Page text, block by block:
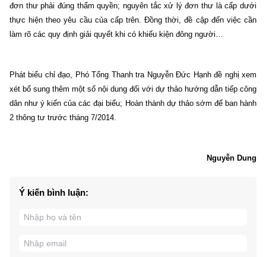
đơn thư phải đúng thẩm quyền; nguyên tắc xử lý đơn thư là cấp dưới
thực hiện theo yêu cầu của cấp trên. Đồng thời, đề cập đến việc cần
làm rõ các quy định giải quyết khi có khiếu kiện đông người…
Phát biểu chỉ đạo, Phó Tổng Thanh tra Nguyễn Đức Hạnh đề nghị xem
xét bổ sung thêm một số nội dung đối với dự thảo hướng dẫn tiếp công
dân như ý kiến của các đại biểu; Hoàn thành dự thảo sớm để ban hành
2 thông tư trước tháng 7/2014.
Nguyễn Dung
Ý kiến bình luận: